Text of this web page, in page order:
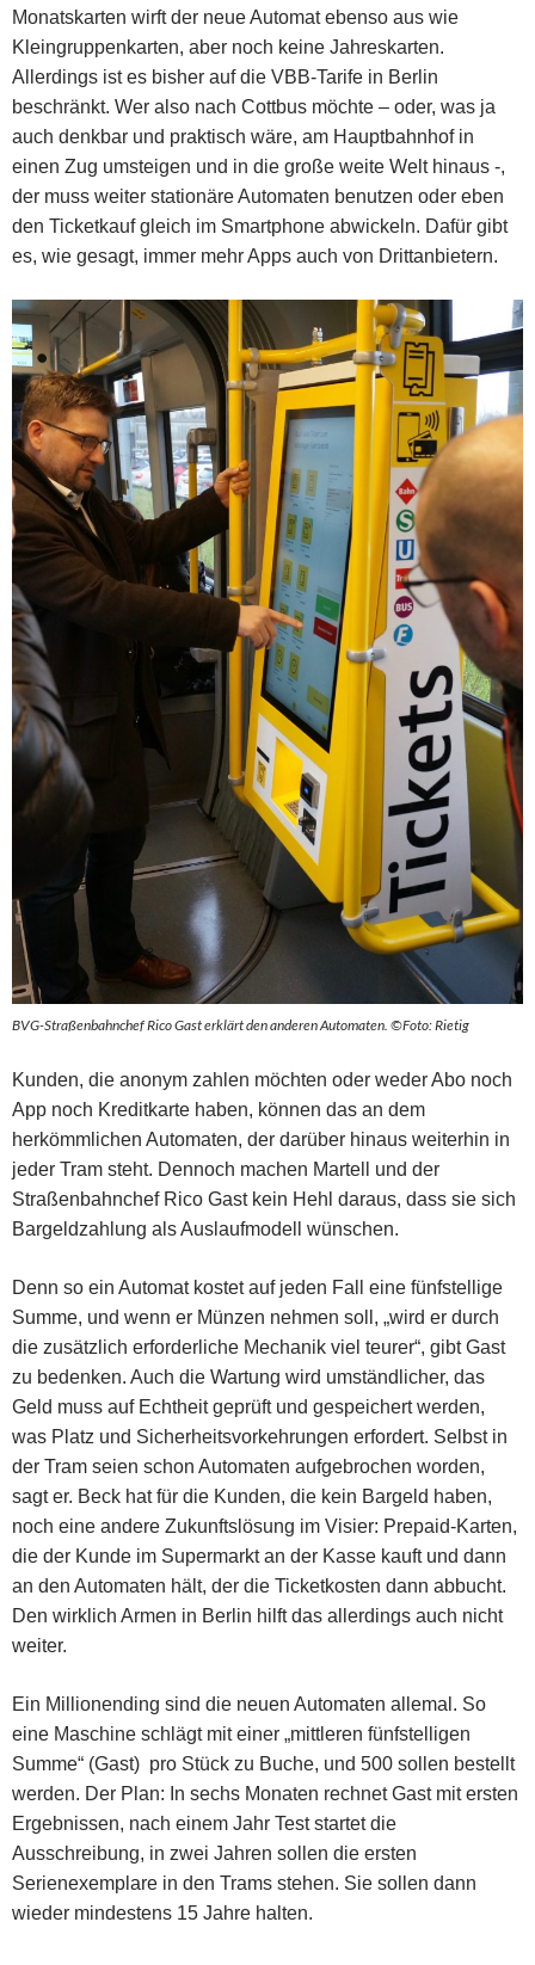
Monatskarten wirft der neue Automat ebenso aus wie
Kleingruppenkarten, aber noch keine Jahreskarten.
Allerdings ist es bisher auf die VBB-Tarife in Berlin
beschränkt. Wer also nach Cottbus möchte – oder, was ja
auch denkbar und praktisch wäre, am Hauptbahnhof in
einen Zug umsteigen und in die große weite Welt hinaus -,
der muss weiter stationäre Automaten benutzen oder eben
den Ticketkauf gleich im Smartphone abwickeln. Dafür gibt
es, wie gesagt, immer mehr Apps auch von Drittanbietern.
BVG-Straßenbahnchef Rico Gast erklärt den anderen Automaten. ©Foto: Rietig
Kunden, die anonym zahlen möchten oder weder Abo noch
App noch Kreditkarte haben, können das an dem
herkömmlichen Automaten, der darüber hinaus weiterhin in
jeder Tram steht. Dennoch machen Martell und der
Straßenbahnchef Rico Gast kein Hehl daraus, dass sie sich
Bargeldzahlung als Auslaufmodell wünschen.
Denn so ein Automat kostet auf jeden Fall eine fünfstellige
Summe, und wenn er Münzen nehmen soll, „wird er durch
die zusätzlich erforderliche Mechanik viel teurer“, gibt Gast
zu bedenken. Auch die Wartung wird umständlicher, das
Geld muss auf Echtheit geprüft und gespeichertwerden,
was Platz und Sicherheitsvorkehrungen erfordert. Selbst in
der Tram seien schon Automaten aufgebrochen worden,
sagt er. Beck hat für die Kunden, die kein Bargeld haben,
noch eine andere Zukunftslösung im Visier: Prepaid-Karten,
die der Kunde im Supermarkt an der Kasse kauft und dann
an den Automaten hält, der die Ticketkosten dann abbucht.
Den wirklich Armen in Berlin hilft das allerdings auch nicht
weiter.
Ein Millionending sind die neuen Automaten allemal. So
eine Maschine schlägt mit einer „mittleren fünfstelligen
Summe“ (Gast) pro Stück zu Buche, und 500 sollen bestellt
werden. Der Plan: In sechs Monaten rechnet Gast mit ersten
Ergebnissen, nach einem Jahr Test startet die
Ausschreibung, in zwei Jahren sollen die ersten
Serienexemplare in den Trams stehen. Sie sollen dann
wieder mindestens 15 Jahre halten.